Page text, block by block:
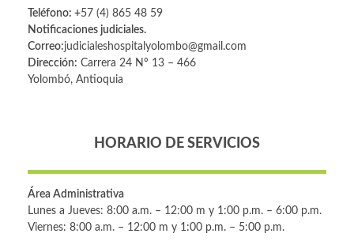
Teléfono: +57 (4) 865 48 59
Notificaciones judiciales.
Correo:judicialeshospitalyolombo@gmail.com
Dirección: Carrera 24 Nº 13 – 466
Yolombó, Antioquia
HORARIO DE SERVICIOS
Área Administrativa
Lunes a Jueves: 8:00 a.m. – 12:00 m y 1:00 p.m. – 6:00 p.m.
Viernes: 8:00 a.m. – 12:00 m y 1:00 p.m. – 5:00 p.m.